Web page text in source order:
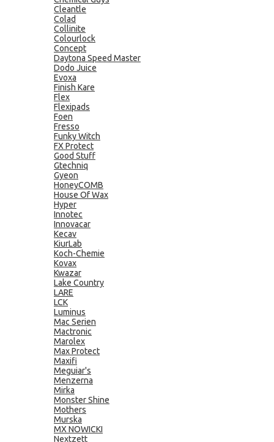
Cleantle
Colad
Collinite
Colourlock
Concept
Daytona Speed Master
Dodo Juice
Evoxa
Finish Kare
Flex
Flexipads
Foen
Fresso
Funky Witch
FX Protect
Good Stuff
Gtechniq
Gyeon
HoneyCOMB
House Of Wax
Hyper
Innotec
Innovacar
Kecav
KiurLab
Koch-Chemie
Kovax
Kwazar
Lake Country
LARE
LCK
Luminus
Mac Serien
Mactronic
Marolex
Max Protect
Maxifi
Meguiar's
Menzerna
Mirka
Monster Shine
Mothers
Murska
MX NOWICKI
Nextzett